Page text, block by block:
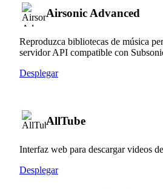
Airsonic Advanced
Reproduzca bibliotecas de música
servidor API compatible con
Desplegar
AllTube
Interfaz web para descargar videos
Desplegar